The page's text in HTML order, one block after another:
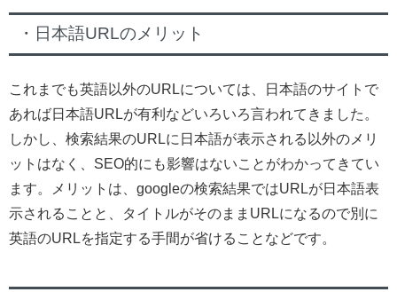
・日本語URLのメリット
これまでも英語以外のURLについては、日本語のサイトで
あれば日本語URLが有利などいろいろ言われてきました。
しかし、検索結果のURLに日本語が表示される以外のメリ
ットはなく、SEO的にも影響はないことがわかってきてい
ます。メリットは、googleの検索結果ではURLが日本語表
示されることと、タイトルがそのままURLになるので別に
英語のURLを指定する手間が省けることなどです。